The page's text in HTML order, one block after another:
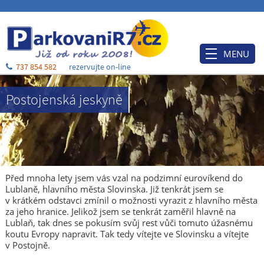
Postojenská jeskyně
Před mnoha lety jsem vás vzal na podzimní eurovíkend do
Lublaně, hlavního města Slovinska. Již tenkrát jsem se
v krátkém odstavci zmínil o možnosti vyrazit z hlavního města
za jeho hranice. Jelikož jsem se tenkrát zaměřil hlavně na
Lublaň, tak dnes se pokusím svůj rest vůči tomuto úžasnému
koutu Evropy napravit. Tak tedy vítejte ve Slovinsku a vítejte
v Postojně.
737 854 582 rezervujte on-line
MENU
Úvod
Ceník
Rezervace
Po příjezdu
Ubytování
O nás
Blog
Kontakt a mapa